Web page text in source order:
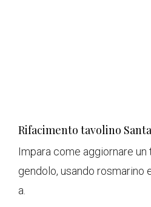
Rifacimento tavolino
Impara come aggiornare
gendolo, usando rosmarino
a.